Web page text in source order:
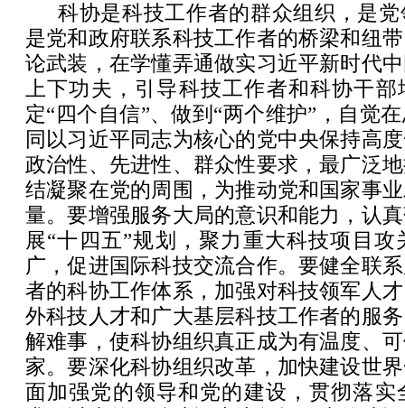
科协是科技工作者的群众组织，是
是党和政府联系科技工作者的桥梁和纽
论武装，在学懂弄通做实习近平新时代
上下功夫，引导科技工作者和科协干
定“四个自信”、做到“两个维护”，自觉
同以习近平同志为核心的党中央保持高
政治性、先进性、群众性要求，最广泛
结凝聚在党的周围，为推动党和国家事
量。要增强服务大局的意识和能力，认
展“十四五”规划，聚力重大科技项目
广，促进国际科技交流合作。要健全联
者的科协工作体系，加强对科技领军人
外科技人才和广大基层科技工作者的服
解难事，使科协组织真正成为有温度、
家。要深化科协组织改革，加快建设世
面加强党的领导和党的建设，贯彻落实